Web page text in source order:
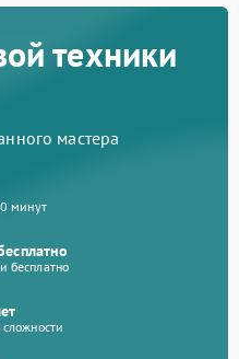
техники
мастера
минут
бесплатно